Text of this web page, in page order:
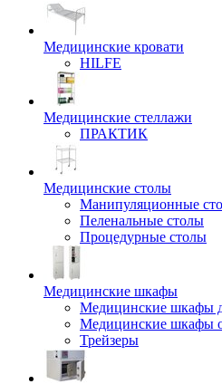
Медицинские кровати
HILFE
Медицинские стеллажи
ПРАКТИК
Медицинские столы
Манипуляционные
Пеленальные столы
Процедурные столы
Медицинские шкафы
Медицинские шкафы
Медицинские шкафы
Трейзеры